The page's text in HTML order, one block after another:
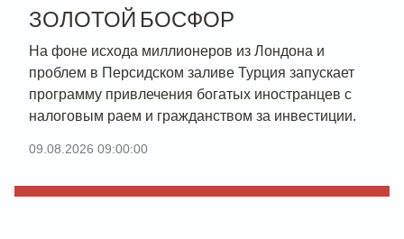
ЗОЛОТОЙ БОСФОР
На фоне исхода миллионеров из Лондона и
проблем в Персидском заливе Турция запускает
программу привлечения богатых иностранцев с
налоговым раем и гражданством за инвестиции.
09.08.2026 09:00:00